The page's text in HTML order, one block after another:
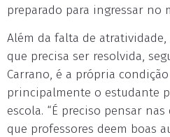
preparado para ingressar no
Além da falta de
que precisa ser resolvida,
Carrano, é a própria
principalmente o estudante
escola. “É preciso pensar
que professores deem boas